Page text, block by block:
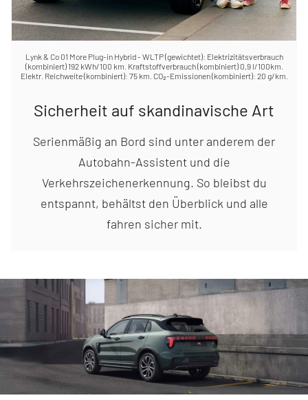
Lynk & Co 01 More Plug-in Hybrid - WLTP (gewichtet): Elektrizitätsverbrauch
(kombiniert) 192 kWh/100 km. Kraftstoffverbrauch (kombiniert) 0,9 l/100km.
Elektr. Reichweite (kombiniert): 75 km. CO₂-Emissionen (kombiniert): 20 g/km.
Sicherheit auf skandinavische Art
Serienmäßig an Bord sind unter anderem der
Autobahn-Assistent und die
Verkehrszeichenerkennung. So bleibst du
entspannt, behältst den Überblick und alle
fahren sicher mit.